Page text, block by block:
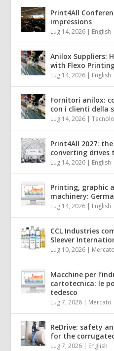
Print4All
impressions
Lug 14, 2026 | English
Anilox Suppliers:
with Flexo
Lug 14, 2026 | English
Fornitori anilox:
con i clienti della
Lug 14, 2026 |
Print4All 2027:
converting drives
Lug 14, 2026 | English
Printing, graphic
machinery:
Lug 14, 2026 | English
CCL Industries
Sleever
Lug 10, 2026 | Mercato
Macchine per
cartotecnica: le
tedesco
Lug 7, 2026 | Mercato
ReDrive: safety
for the
Lug 7, 2026 | English